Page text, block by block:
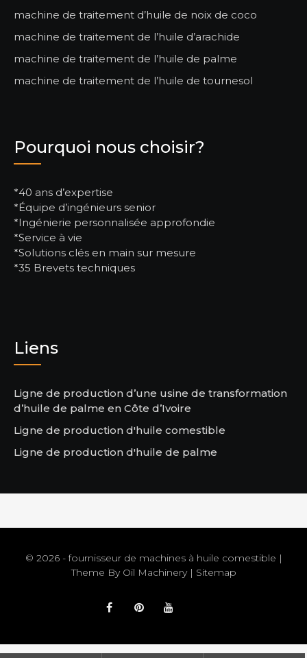
machine de traitement d’huile de noix de coco
machine de traitement de l’huile d’arachide
machine de traitement de l’huile de palme
machine de traitement de l’huile de tournesol
Pourquoi nous choisir?
*40 ans d’expertise
*Équipe d’ingénieurs senior
*Ingénierie personnalisée approfondie
*Service à vie
*Solutions clés en main sur mesure
*35 Brevets techniques
Liens
Ligne de production d’une usine de transformation
d’huile de palme en Côte d’Ivoire
Ligne de production d'huile comestible
Ligne de production d'huile de palme
© 2026 - fournisseur de machines à huile comestible |
Theme By Oil Machinery| Sitemap